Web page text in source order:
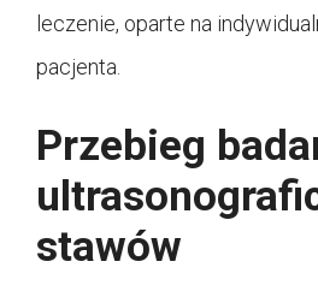
leczenie, oparte na
pacjenta.
Przebieg
stawów